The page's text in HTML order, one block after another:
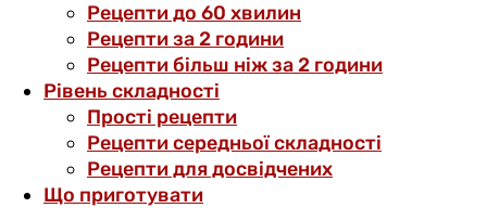
Рецепти до 60 хвилин
Рецепти за 2 години
Рецепти більш ніж за 2 години
Рівень складності
Прості рецепти
Рецепти середньої складності
Рецепти для досвідчених
Що приготувати